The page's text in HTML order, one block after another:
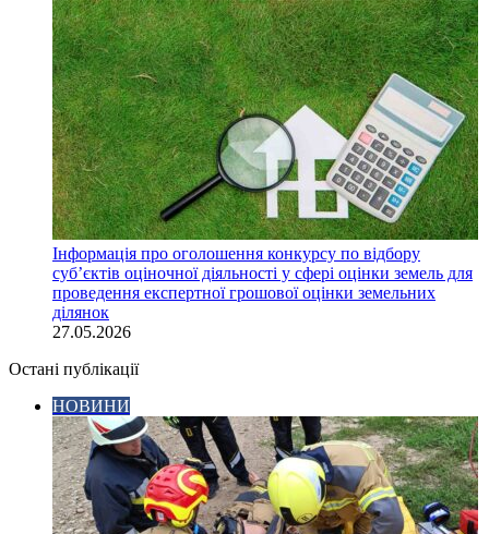
Інформація про оголошення конкурсу по відбору
суб’єктів оціночної діяльності у сфері оцінки земель для
проведення експертної грошової оцінки земельних
ділянок
27.05.2026
Остані публікації
НОВИНИ